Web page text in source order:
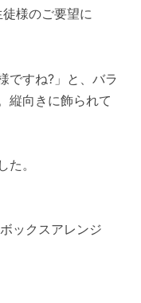
様のご要望に
ですね?」と、バラ
縦向きに飾られて
。
ックスアレンジ